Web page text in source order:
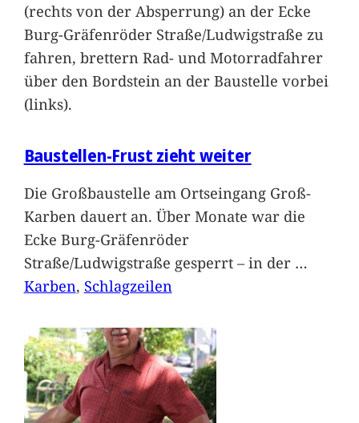
(rechts von der Absperrung) an der Ecke
Burg-Gräfenröder Straße/Ludwigstraße zu
fahren, brettern Rad- und Motorradfahrer
über den Bordstein an der Baustelle vorbei
(links).
Baustellen-Frust zieht weiter
Die Großbaustelle am Ortseingang Groß-
Karben dauert an. Über Monate war die
Ecke Burg-Gräfenröder
Straße/Ludwigstraße gesperrt – in der …
Karben, Schlagzeilen